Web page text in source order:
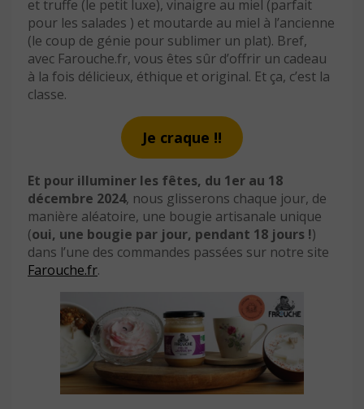
et truffe (le petit luxe), vinaigre au miel (parfait
pour les salades ) et moutarde au miel à l’ancienne
(le coup de génie pour sublimer un plat). Bref,
avec Farouche.fr, vous êtes sûr d’offrir un cadeau
à la fois délicieux, éthique et original. Et ça, c’est la
classe.
Je craque !!
Et pour illuminer les fêtes, du 1er au 18
décembre 2024, nous glisserons chaque jour, de
manière aléatoire, une bougie artisanale unique
(oui, une bougie par jour, pendant 18 jours !)
dans l’une des commandes passées sur notre site
Farouche.fr.